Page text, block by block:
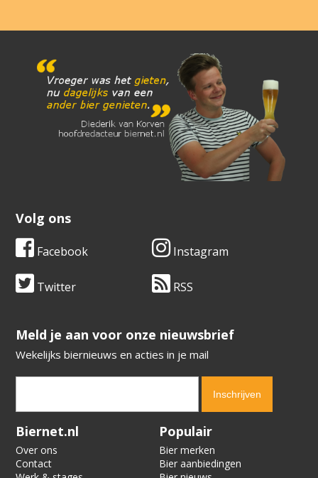
Volg ons
Facebook Instagram
Twitter RSS
​​​​​​​Meld je aan voor onze nieuwsbrief
Wekelijks biernieuws en acties in je mail
Verification code:
Biernet.nl
Over ons
Contact
Populair
Bier merken
Bier aanbiedingen